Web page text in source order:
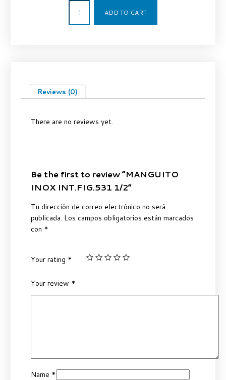
ADD TO CART
Reviews (0)
There are no reviews yet.
Be the first to review “MANGUITO
INOX INT.FIG.531 1/2”
Tu dirección de correo electrónico no será
publicada. Los campos obligatorios están marcados
con *
Your rating *
Your review *
Name *